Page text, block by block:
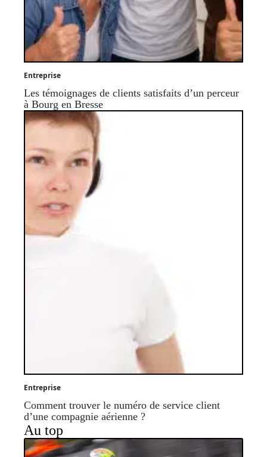
Entreprise
Les témoignages de clients satisfaits d’un perceur
à Bourg en Bresse
Entreprise
Comment trouver le numéro de service client
d’une compagnie aérienne ?
Au top